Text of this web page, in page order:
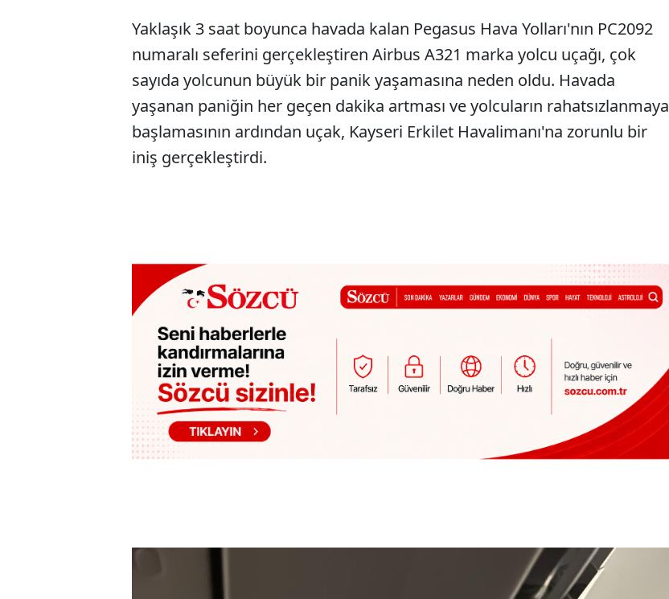
Yaklaşık 3 saat boyunca havada kalan Pegasus Hava Yolları'nın PC2092
numaralı seferini gerçekleştiren Airbus A321 marka yolcu uçağı, çok
sayıda yolcunun büyük bir panik yaşamasına neden oldu. Havada
yaşanan paniğin her geçen dakika artması ve yolcuların rahatsızlanmaya
başlamasının ardından uçak, Kayseri Erkilet Havalimanı'na zorunlu bir
iniş gerçekleştirdi.